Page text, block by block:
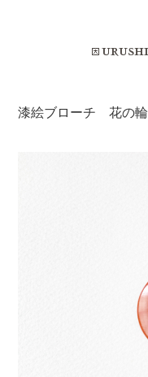
漆絵ブローチ 花の輪